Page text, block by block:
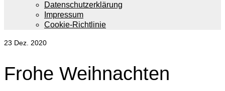
Datenschutzerklärung
Impressum
Cookie-Richtlinie
23 Dez. 2020
Frohe Weihnachten